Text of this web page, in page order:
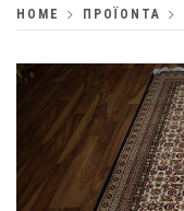
HOME ΠΡΟΪΌΝΤΑ